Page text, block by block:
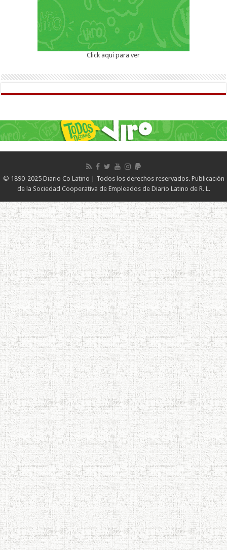
Click aqui para ver
© 1890-2025 Diario Co Latino | Todos los derechos reservados. Publicación
de la Sociedad Cooperativa de Empleados de Diario Latino de R. L.